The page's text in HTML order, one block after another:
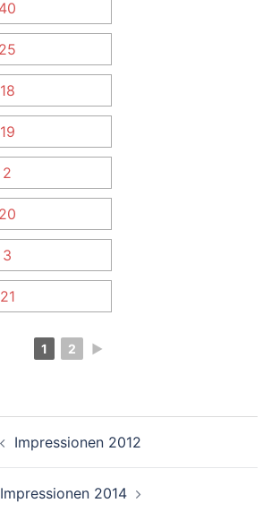
1 2 ►
Impressionen 2012
Impressionen 2014